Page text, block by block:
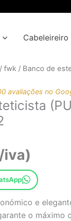
Cabeleireiro
/ fwk / Banco de
avaliações no
iva)
e
o máximo